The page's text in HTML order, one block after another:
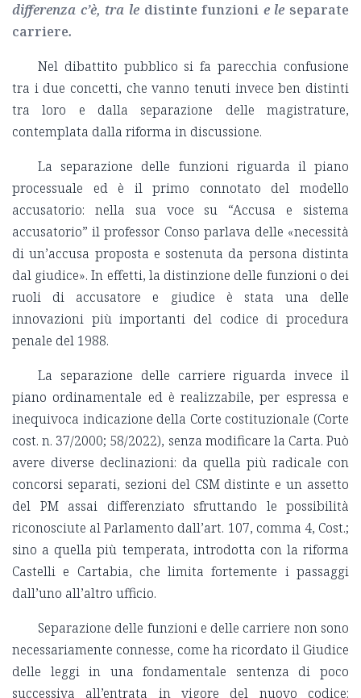
differenza c’è, tra le distinte funzioni e le separate
carriere.
Nel dibattito pubblico si fa parecchia confusione
tra i due concetti, che vanno tenuti invece ben distinti
tra loro e dalla separazione delle magistrature,
contemplata dalla riforma in discussione.
La separazione delle funzioni riguarda il piano
processuale ed è il primo connotato del modello
accusatorio: nella sua voce su “Accusa e sistema
accusatorio” il professor Conso parlava delle «necessità
di un’accusa proposta e sostenuta da persona distinta
dal giudice». In effetti, la distinzione delle funzioni o dei
ruoli di accusatore e giudice è stata una delle
innovazioni più importanti del codice di procedura
penale del 1988.
La separazione delle carriere riguarda invece il
piano ordinamentale ed è realizzabile, per espressa e
inequivoca indicazione della Corte costituzionale (Corte
cost. n. 37/2000; 58/2022), senza modificare la Carta. Può
avere diverse declinazioni: da quella più radicale con
concorsi separati, sezioni del CSM distinte e un assetto
del PM assai differenziato sfruttando le possibilità
riconosciute al Parlamento dall’art. 107, comma 4, Cost.;
sino a quella più temperata, introdotta con la riforma
Castelli e Cartabia, che limita fortemente i passaggi
dall’uno all’altro ufficio.
Separazione delle funzioni e delle carriere non sono
necessariamente connesse, come ha ricordato il Giudice
delle leggi in una fondamentale sentenza di poco
successiva all’entrata in vigore del nuovo codice: